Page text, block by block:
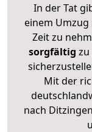
In der Tat
einem Umzug
Zeit zu
sorgfältig zu
Mit der
nach